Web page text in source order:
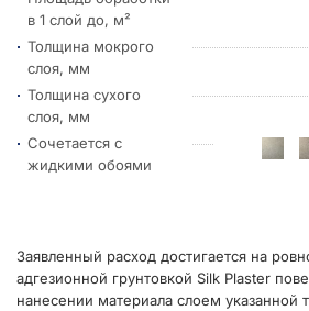
в 1 слой до, м²
Толщина мокрого
слоя, мм
Толщина сухого
слоя, мм
Сочетается с
жидкими обоями
Заявленный расход достигается на
адгезионной грунтовкой Silk Plaster
нанесении материала слоем